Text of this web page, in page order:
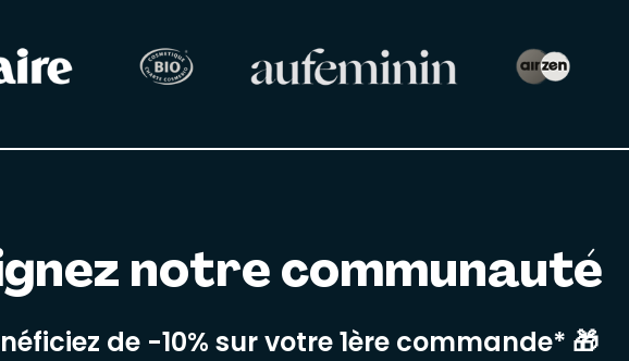
notre communauté
de -10% sur votre 1ère commande* 🎁